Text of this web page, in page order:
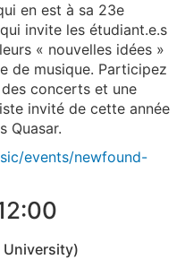
en est à sa 23e
invite les étudiant.e.s
« nouvelles idées »
de musique. Participez
concerts et une
invité de cette année
Quasar.
events/newfound-
University)